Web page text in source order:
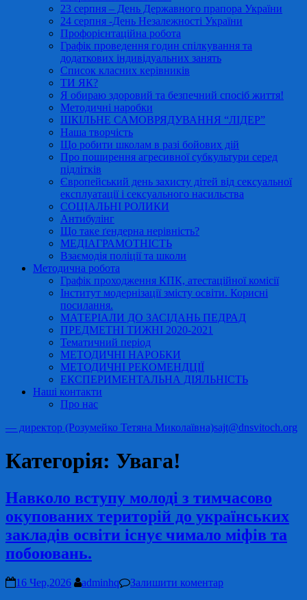
23 серпня – День Державного прапора України
24 серпня -День Незалежності України
Профорієнтаційна робота
Графік проведення годин спілкування та
додаткових індивідуальних занять
Список класних керівників
ТИ ЯК?
Я обираю здоровий та безпечний спосіб життя!
Методичні наробки
ШКІЛЬНЕ САМОВРЯДУВАННЯ “ЛІДЕР”
Наша творчість
Що робити школам в разі бойових дій
Про поширення агресивної субкультури серед
підлітків
Європейський день захисту дітей від сексуальної
експлуатації і сексуального насильства
СОЦІАЛЬНІ РОЛИКИ
Антибулінг
Що таке ґендерна нерівність?
МЕДІАГРАМОТНІСТЬ
Взаємодія поліції та школи
Методична робота
Графік проходження КПК, атестаційної комісії
Інститут модернізації змісту освіти. Корисні
посилання.
МАТЕРІАЛИ ДО ЗАСІДАНЬ ПЕДРАД
ПРЕДМЕТНІ ТИЖНІ 2020-2021
Тематичний період
МЕТОДИЧНІ НАРОБКИ
МЕТОДИЧНІ РЕКОМЕНДЦІЇ
ЕКСПЕРИМЕНТАЛЬНА ДІЯЛЬНІСТЬ
Наші контакти
Про нас
— директор (Розумейко Тетяна Миколаївна)sajt@dnsvitoch.org
Категорія: Увага!
Навколо вступу молоді з тимчасово
окупованих територій до українських
закладів освіти існує чимало міфів та
побоювань.
16 Чер,2026 adminhq
Залишити коментар